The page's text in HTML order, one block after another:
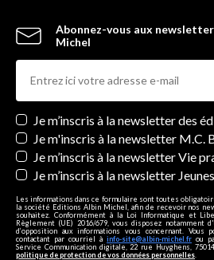
Abonnez-vous aux
Michel
Newsletters
Je m’inscris à la newsletter des
Je m'inscris à la newsletter M.C.
Je m’inscris à la newsletter Vie
Je m’inscris à la newsletter
Les informations dans ce formulaire sont toutes
la société Editions Albin Michel, afin de recevoir nos
souhaitez. Conformément à la Loi Informatique et
Règlement (UE) 2016/679, vous disposez notamment
d’opposition aux informations vous concernant.
contactant par courriel à info-site@albin-michel.fr ou
Service Communication digitale, 22 rue Huyghens,
politique de protection de vos données personnelles